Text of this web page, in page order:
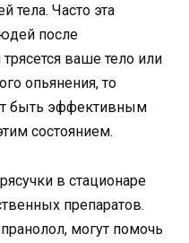
тела. Часто эта
после
ваше тело или
опьянения, то
быть эффективным
состоянием.
в стационаре
препаратов.
могут помочь